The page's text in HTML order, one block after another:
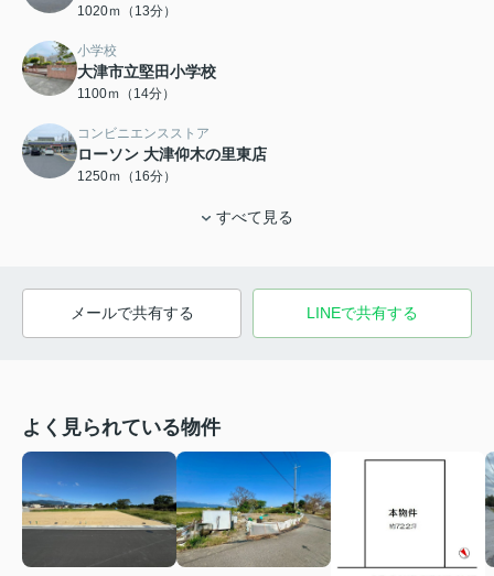
1020ｍ（13分）
小学校
大津市立堅田小学校
1100ｍ（14分）
コンビニエンスストア
ローソン 大津仰木の里東店
1250ｍ（16分）
すべて見る
メールで共有する LINEで共有する
よく見られている物件